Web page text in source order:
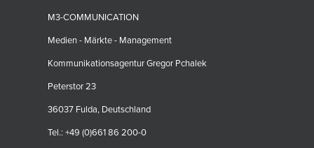
M3-COMMUNICATION
Medien - Märkte - Management
Kommunikationsagentur Gregor Pchalek
Peterstor 23
36037 Fulda, Deutschland
Tel.: +49 (0)661 86 200-0